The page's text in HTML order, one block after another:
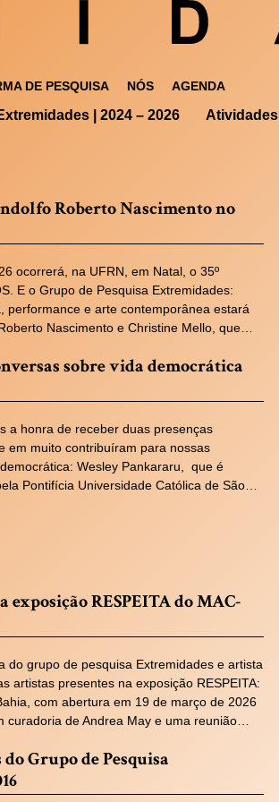
DE PESQUISA NÓS AGENDA
| 2024 – 2026 Atividades
Roberto Nascimento no
ocorrerá, na UFRN, em Natal, o 35º
E o Grupo de Pesquisa Extremidades:
performance e arte contemporânea estará
Nascimento e Christine Mello, que…
sobre vida democrática
a honra de receber duas presenças
em muito contribuíram para nossas
Wesley Pankararu, que é
Pontifícia Universidade Católica de São…
RESPEITA do MAC-
do grupo de pesquisa Extremidades e artista
artistas presentes na exposição RESPEITA:
com abertura em 19 de março de 2026
curadoria de Andrea May e uma reunião…
Grupo de Pesquisa